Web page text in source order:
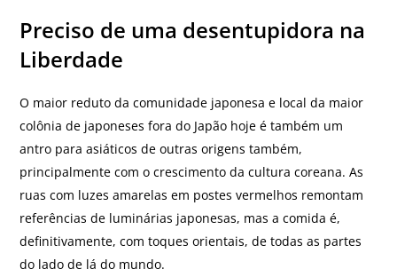
Preciso de uma desentupidora na
Liberdade
O maior reduto da comunidade japonesa e local da maior
colônia de japoneses fora do Japão hoje é também um
antro para asiáticos de outras origens também,
principalmente com o crescimento da cultura coreana. As
ruas com luzes amarelas em postes vermelhos remontam
referências de luminárias japonesas, mas a comida é,
definitivamente, com toques orientais, de todas as partes
do lado de lá do mundo.